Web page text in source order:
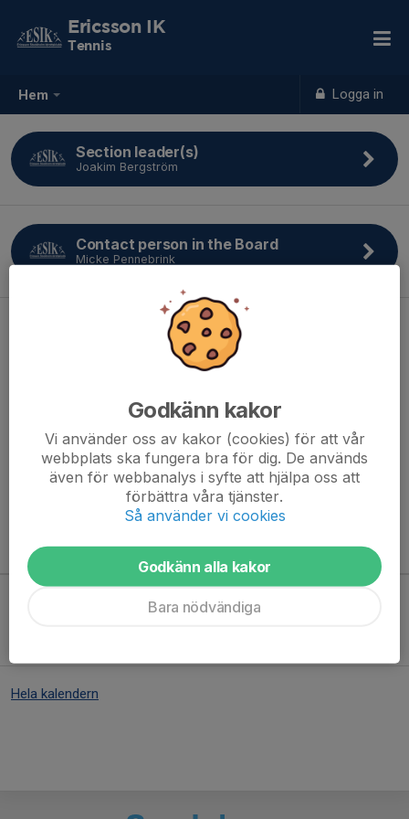
Hem Logga in
Ericsson IK
Tennis
Section leader(s)
Joakim Bergström
Contact person in the Board
Micke Pennebrink
Tennis agreement
0 kommentarer
the Edsbergs Tennishall at a reduced fee.
You must be a member in ESIK and you are only allowed to buy
Läs mer
Kommande aktiviteter
Inga aktiviteter inbokade
Hela kalendern
Godkänn kakor
Vi använder oss av kakor (cookies) för att vår
webbplats ska fungera bra för dig. De används
även för webbanalys i syfte att hjälpa oss att
förbättra våra tjänster.
Så använder vi cookies
Godkänn alla kakor
Bara nödvändiga